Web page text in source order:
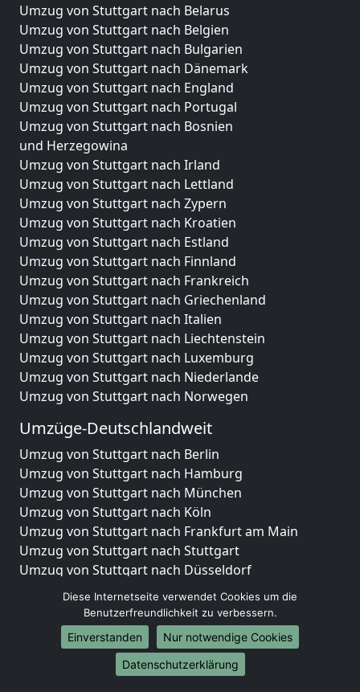
Umzug von Stuttgart nach Belarus
Umzug von Stuttgart nach Belgien
Umzug von Stuttgart nach Bulgarien
Umzug von Stuttgart nach Dänemark
Umzug von Stuttgart nach England
Umzug von Stuttgart nach Portugal
Umzug von Stuttgart nach Bosnien
und Herzegowina
Umzug von Stuttgart nach Irland
Umzug von Stuttgart nach Lettland
Umzug von Stuttgart nach Zypern
Umzug von Stuttgart nach Kroatien
Umzug von Stuttgart nach Estland
Umzug von Stuttgart nach Finnland
Umzug von Stuttgart nach Frankreich
Umzug von Stuttgart nach Griechenland
Umzug von Stuttgart nach Italien
Umzug von Stuttgart nach Liechtenstein
Umzug von Stuttgart nach Luxemburg
Umzug von Stuttgart nach Niederlande
Umzug von Stuttgart nach Norwegen
Umzüge-Deutschlandweit
Umzug von Stuttgart nach Berlin
Umzug von Stuttgart nach Hamburg
Umzug von Stuttgart nach München
Umzug von Stuttgart nach Köln
Umzug von Stuttgart nach Frankfurt am Main
Umzug von Stuttgart nach Stuttgart
Umzug von Stuttgart nach Düsseldorf
Umzug von Stuttgart nach Leipzig
Umzug von Stuttgart nach Dortmund
Umzug von Stuttgart nach Essen
Umzug von Stuttgart nach Bremen
Umzug von Stuttgart nach Dresden
Diese Internetseite verwendet Cookies um die
Benutzerfreundlichkeit zu verbessern.
Einverstanden
Nur notwendige Cookies
Datenschutzerklärung